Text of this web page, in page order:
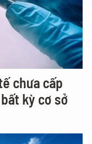
chưa cấp
kỳ cơ sở